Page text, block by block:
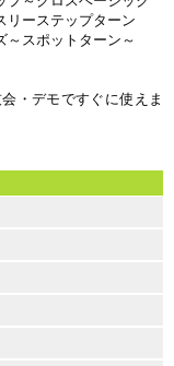
リーステップターン
～スポットターン～
・デモですぐに使えま